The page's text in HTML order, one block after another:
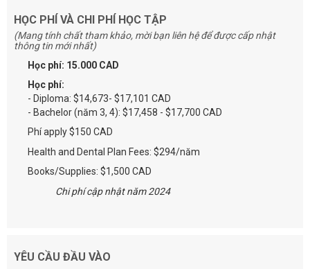
HỌC PHÍ VÀ CHI PHÍ HỌC TẬP
(Mang tính chất tham khảo, mời bạn liên hệ để được cấp nhật
thông tin mới nhất)
Học phí: 15.000 CAD
Học phí:
- Diploma: $14,673- $17,101 CAD
- Bachelor (năm 3, 4): $17,458 - $17,700 CAD
Phí apply $150 CAD
Health and Dental Plan Fees: $294/năm
Books/Supplies: $1,500 CAD
Chi phí cập nhật năm 2024
YÊU CẦU ĐẦU VÀO